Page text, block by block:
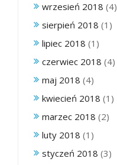
wrzesień 2018 (4)
sierpień 2018 (1)
lipiec 2018 (1)
czerwiec 2018 (4)
maj 2018 (4)
kwiecień 2018 (1)
marzec 2018 (2)
luty 2018 (1)
styczeń 2018 (3)